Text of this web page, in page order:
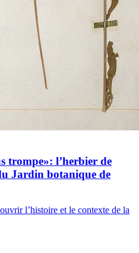
trompe»: l’herbier de
Jardin botanique de
l’histoire et le contexte de la